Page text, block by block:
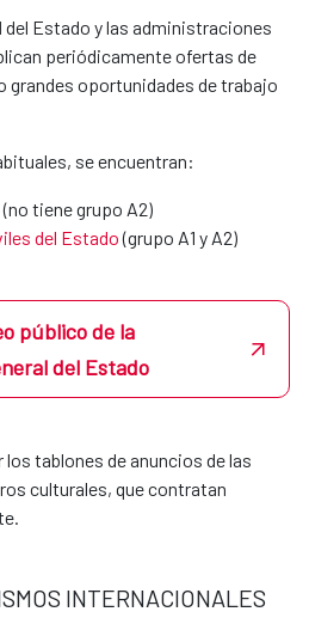
Las Palmas
de Valencia
central en Madrid como en
quiere realizar prácticas en la
o a través de su coordinador de
correo a la Unidad de Apoyo de la
al estudiante, se pondría en
Estado y las administraciones
periódicamente ofertas de
grandes oportunidades de trabajo
se encuentran:
(no tiene grupo A2)
del Estado(grupo A1 y A2)​​​​​​​
público de la
del Estado
tablones de anuncios de las
culturales, que contratan
INTERNACIONALES